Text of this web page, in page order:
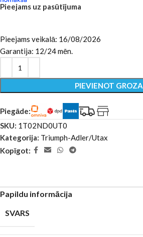
Pieejams uz pasūtījuma
Pieejams veikalā: 16/08/2026
Garantija: 12/24 mēn.
PIEVIENOT
Piegāde:
SKU: 1T02ND0UT0
Kategorija: Triumph-Adler/Utax
Kopīgot:
Papildu informācija
SVARS